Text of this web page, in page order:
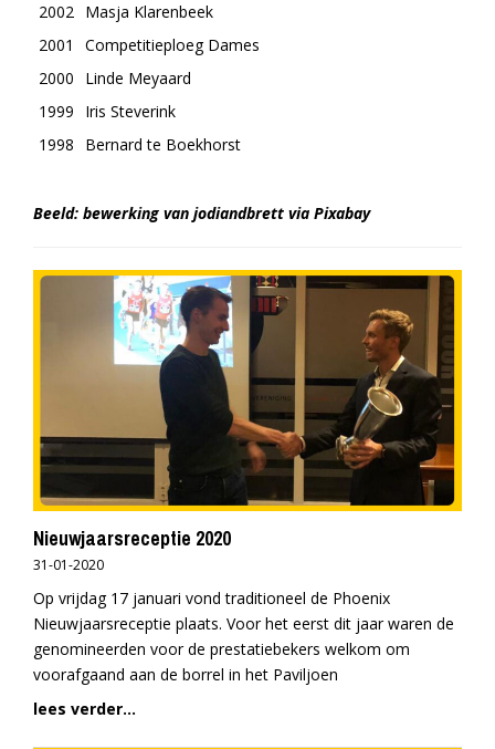
2002 Masja Klarenbeek
2001
Competitieploeg Dames
2000
Linde Meyaard
1999
Iris Steverink
1998
Bernard te Boekhorst
Beeld: bewerking van jodiandbrett via Pixabay
Nieuwjaarsreceptie 2020
31-01-2020
Op vrijdag 17 januari vond traditioneel de Phoenix
Nieuwjaarsreceptie plaats. Voor het eerst dit jaar waren de
genomineerden voor de prestatiebekers welkom om
voorafgaand aan de borrel in het Paviljoen
lees verder...